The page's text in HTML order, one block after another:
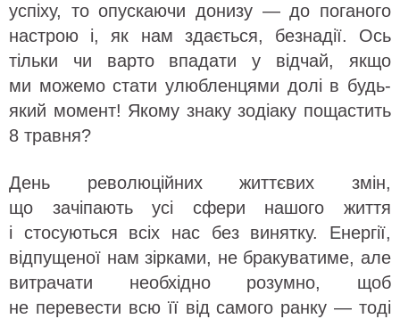
успіху, то опускаючи донизу — до поганого
настрою і, як нам здається, безнадії. Ось
тільки чи варто впадати у відчай, якщо
ми можемо стати улюбленцями долі в будь-
який момент! Якому знаку зодіаку пощастить
8 травня?
День революційних життєвих змін,
що зачіпають усі сфери нашого життя
і стосуються всіх нас без винятку. Енергії,
відпущеної нам зірками, не бракуватиме, але
витрачати необхідно розумно, щоб
не перевести всю її від самого ранку — тоді